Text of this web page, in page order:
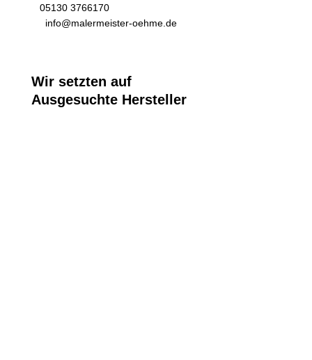
05130 3766170
info@malermeister-oehme.de
Wir setzten auf
Ausgesuchte Hersteller